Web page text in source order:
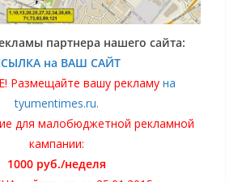
партнера нашего сайта:
на ВАШ САЙТ
вашу рекламу на
tyumentimes.ru.
для малобюджетной рекламной
кампании:
1000 руб./неделя